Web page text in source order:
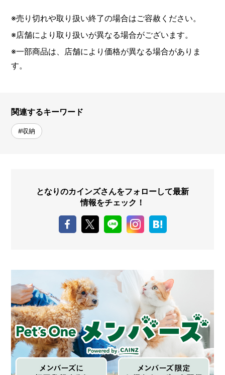
※売り切れや取り扱い終了の場合はご容赦ください。
※店舗により取り扱いが異なる場合がございます。
※一部商品は、店舗により価格が異なる場合がありま
す。
関連するキーワード
#収納
となりのカインズさんをフォローして最新
情報をチェック！